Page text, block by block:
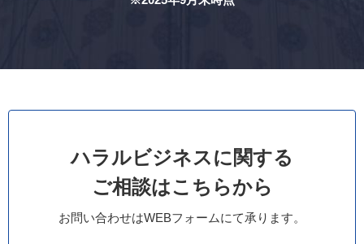
ハラルビジネスに関する
ご相談はこちらから
お問い合わせはWEBフォームにて承ります。